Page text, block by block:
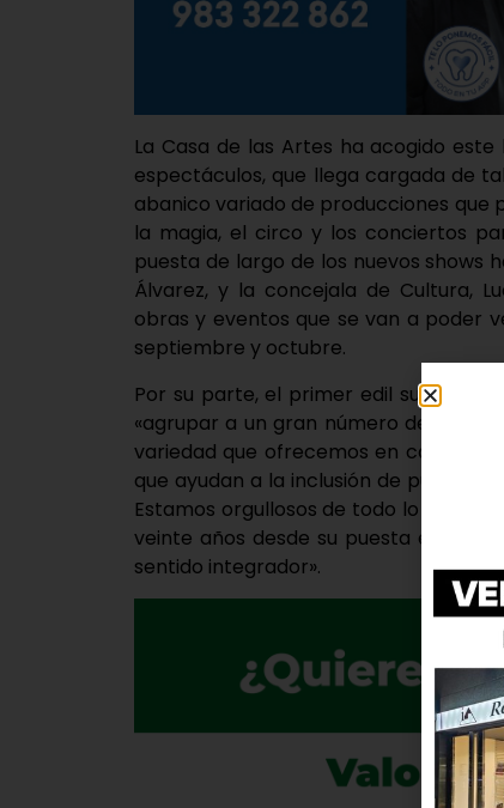
La Casa de las Artes ha acogido
espectáculos, que llega cargada de
abanico variado de producciones
la magia, el circo y los conciertos
puesta de largo de los nuevos shows
Álvarez, y la concejala de Cultura,
obras y eventos que se van a poder
septiembre y octubre.
Por su parte, el primer edil subrayó
«agrupar a un gran número de
variedad que ofrecemos en cada
que ayudan a la inclusión de público
Estamos orgullosos de todo lo que
veinte años desde su puesta en
sentido integrador».